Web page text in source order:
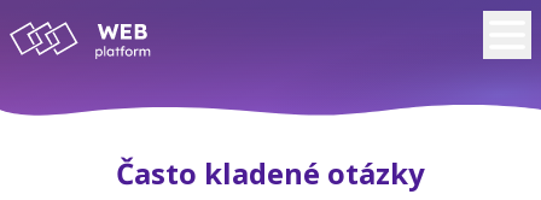
Často kladené otázky